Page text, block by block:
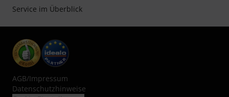
Service im Überblick
AGB/Impressum
Datenschutzhinweise